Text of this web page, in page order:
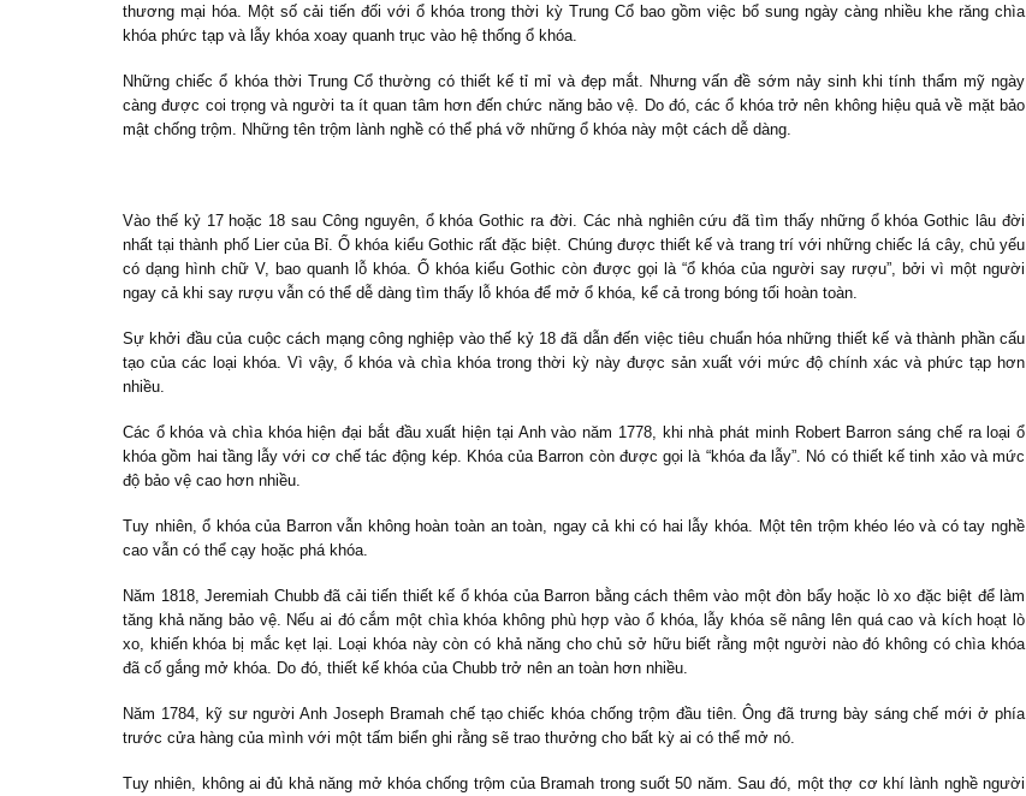
thương mại hóa. Một số cải tiến đối với ổ khóa trong thời kỳ Trung Cổ bao gồm việc bổ sung ngày càng nhiều khe răng chìa
khóa phức tạp và lẫy khóa xoay quanh trục vào hệ thống ổ khóa.
Những chiếc ổ khóa thời Trung Cổ thường có thiết kế tỉ mỉ và đẹp mắt. Nhưng vấn đề sớm nảy sinh khi tính thẩm mỹ ngày
càng được coi trọng và người ta ít quan tâm hơn đến chức năng bảo vệ. Do đó, các ổ khóa trở nên không hiệu quả về mặt bảo
mật chống trộm. Những tên trộm lành nghề có thể phá vỡ những ổ khóa này một cách dễ dàng.
Vào thế kỷ 17 hoặc 18 sau Công nguyên, ổ khóa Gothic ra đời. Các nhà nghiên cứu đã tìm thấy những ổ khóa Gothic lâu đời
nhất tại thành phố Lier của Bỉ. Ổ khóa kiểu Gothic rất đặc biệt. Chúng được thiết kế và trang trí với những chiếc lá cây, chủ yếu
có dạng hình chữ V, bao quanh lỗ khóa. Ổ khóa kiểu Gothic còn được gọi là “ổ khóa của người say rượu”, bởi vì một người
ngay cả khi say rượu vẫn có thể dễ dàng tìm thấy lỗ khóa để mở ổ khóa, kể cả trong bóng tối hoàn toàn.
Sự khởi đầu của cuộc cách mạng công nghiệp vào thế kỷ 18 đã dẫn đến việc tiêu chuẩn hóa những thiết kế và thành phần cấu
tạo của các loại khóa. Vì vậy, ổ khóa và chìa khóa trong thời kỳ này được sản xuất với mức độ chính xác và phức tạp hơn
nhiều.
Các ổ khóa và chìa khóa hiện đại bắt đầu xuất hiện tại Anh vào năm 1778, khi nhà phát minh Robert Barron sáng chế ra loại ổ
khóa gồm hai tầng lẫy với cơ chế tác động kép. Khóa của Barron còn được gọi là “khóa đa lẫy”. Nó có thiết kế tinh xảo và mức
độ bảo vệ cao hơn nhiều.
Tuy nhiên, ổ khóa của Barron vẫn không hoàn toàn an toàn, ngay cả khi có hai lẫy khóa. Một tên trộm khéo léo và có tay nghề
cao vẫn có thể cạy hoặc phá khóa.
Năm 1818, Jeremiah Chubb đã cải tiến thiết kế ổ khóa của Barron bằng cách thêm vào một đòn bẩy hoặc lò xo đặc biệt để làm
tăng khả năng bảo vệ. Nếu ai đó cắm một chìa khóa không phù hợp vào ổ khóa, lẫy khóa sẽ nâng lên quá cao và kích hoạt lò
xo, khiến khóa bị mắc kẹt lại. Loại khóa này còn có khả năng cho chủ sở hữu biết rằng một người nào đó không có chìa khóa
đã cố gắng mở khóa. Do đó, thiết kế khóa của Chubb trở nên an toàn hơn nhiều.
Năm 1784, kỹ sư người Anh Joseph Bramah chế tạo chiếc khóa chống trộm đầu tiên. Ông đã trưng bày sáng chế mới ở phía
trước cửa hàng của mình với một tấm biển ghi rằng sẽ trao thưởng cho bất kỳ ai có thể mở nó.
Tuy nhiên, không ai đủ khả năng mở khóa chống trộm của Bramah trong suốt 50 năm. Sau đó, một thợ cơ khí lành nghề người